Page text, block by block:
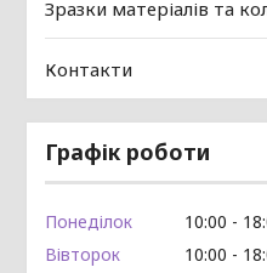
Зразки матеріалів та
Контакти
Графік роботи
Понеділок 10:00
Вівторок
10:00